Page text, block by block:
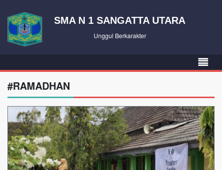
SMA N 1 SANGATTA UTARA
Unggul Berkarakter
#RAMADHAN